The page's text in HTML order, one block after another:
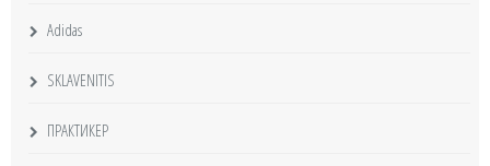
Adidas
SKLAVENITIS
ПРАКТИКЕР